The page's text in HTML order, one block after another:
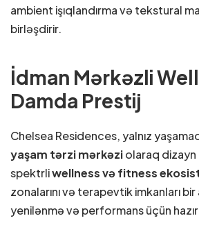
ambient işıqlandırma və tekstural
birləşdirir.
İdman Mərkəzli
Damda Prestij
Chelsea Residences, yalnız
yaşam tərzi mərkəziolaraq dizayn
spektrliwellness və fitness
zonalarını və terapevtik imkanları
yenilənmə və performans üçün